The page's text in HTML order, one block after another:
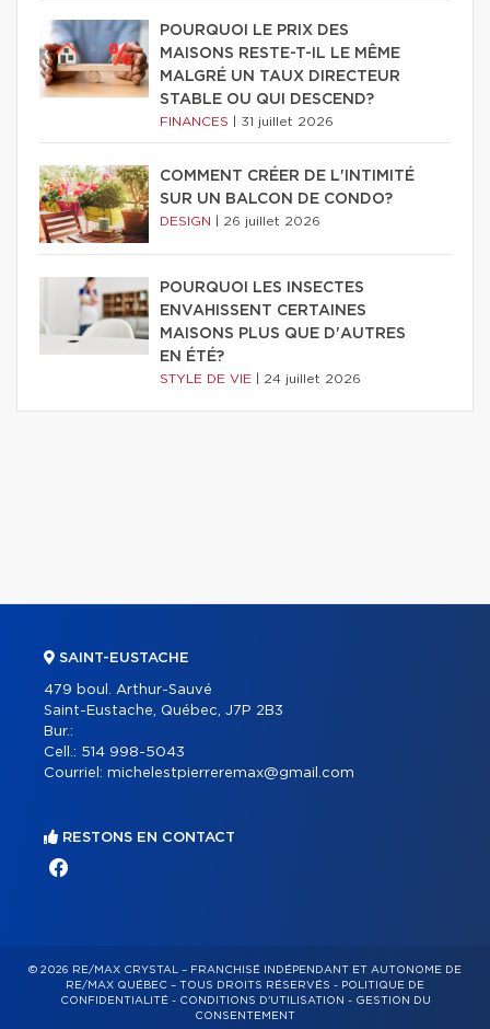
POURQUOI LE PRIX DES
MAISONS RESTE-T-IL LE MÊME
MALGRÉ UN TAUX DIRECTEUR
STABLE OU QUI DESCEND?
FINANCES 31 juillet 2026
COMMENT CRÉER DE L'INTIMITÉ
SUR UN BALCON DE CONDO?
DESIGN 26 juillet 2026
POURQUOI LES INSECTES
ENVAHISSENT CERTAINES
MAISONS PLUS QUE D'AUTRES
EN ÉTÉ?
STYLE DE VIE 24 juillet 2026
SAINT-EUSTACHE
479 boul. Arthur-Sauvé
Saint-Eustache, Québec, J7P 2B3
Bur.:
Cell.: 514 998-5043
Courriel: michelestpierreremax@gmail.com
RESTONS EN CONTACT
© 2026 RE/MAX CRYSTAL – FRANCHISÉ INDÉPENDANT ET AUTONOME DE
RE/MAX QUÉBEC – TOUS DROITS RÉSERVÉS - POLITIQUE DE
CONFIDENTIALITÉ- CONDITIONS D'UTILISATION - GESTION DU
CONSENTEMENT